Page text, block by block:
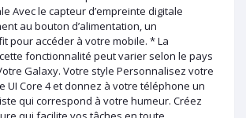
Avec le capteur d’empreinte digitale
au bouton d’alimentation, un
pour accéder à votre mobile. * La
fonctionnalité peut varier selon le pays
Galaxy. Votre style Personnalisez votre
UI Core 4 et donnez à votre téléphone un
qui correspond à votre humeur. Créez